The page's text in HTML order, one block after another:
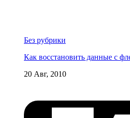
Без рубрики
Как восстановить данные с
20 Авг, 2010